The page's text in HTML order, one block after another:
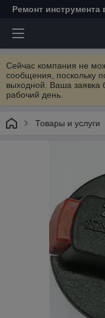
Ремонт инструмента
Сейчас компания не
сообщения, поскольку
выходной. Ваша заявка
рабочий день.
Товары и услуги